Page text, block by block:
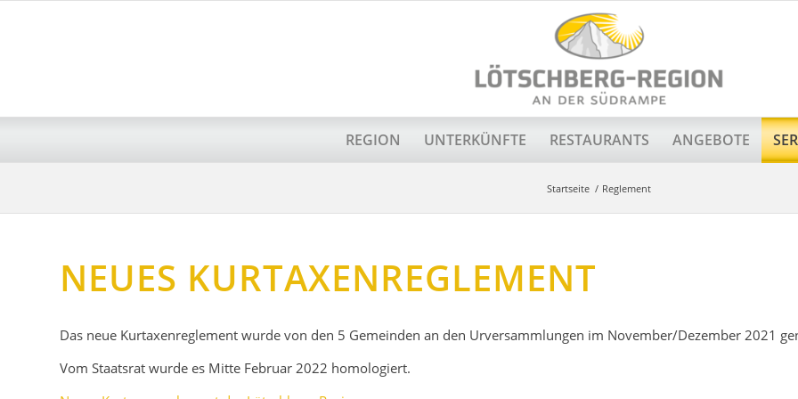
REGION UNTERKÜNFTE RESTAURANTS ANGEBOTE
Startseite / Reglement
NEUES KURTAXENREGLEMENT
Das neue Kurtaxenreglement wurde von den 5 Gemeinden an den Urversammlungen im November/Dezember 2021
Vom Staatsrat wurde es Mitte Februar 2022 homologiert.